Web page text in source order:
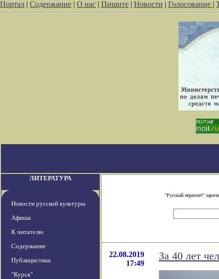
Портал | Содержание | О нас | Пишите | Новости | Голосование |
ЛИТЕРАТУРА
Новости русской культуры
Афиша
К читателю
Содержание
Публицистика
"Курск"
"Русский переплет"
22.08.2019
17:49
За 40 лет